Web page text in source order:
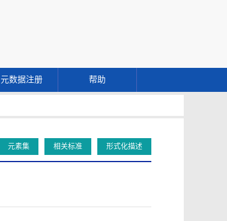
元数据注册 帮助
元素集 相关标准 形式化描述